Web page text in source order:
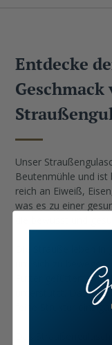
Entdecke
Unser
Beutenmühle und ist
reich an Eiweiß,
was es zu einer
um sich zu
Futter gefüttert, was
unterstützt. Das
feine Struktur